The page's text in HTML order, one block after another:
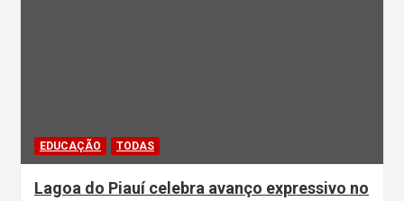
EDUCAÇÃO TODAS
Lagoa do Piauí celebra avanço expressivo no